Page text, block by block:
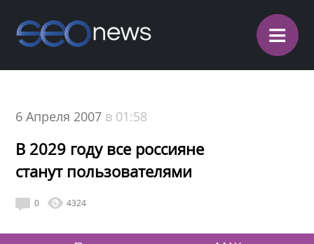
≡
6 Апреля 2007 в 01:58
В 2029 году все россияне
станут пользователями
0 4324